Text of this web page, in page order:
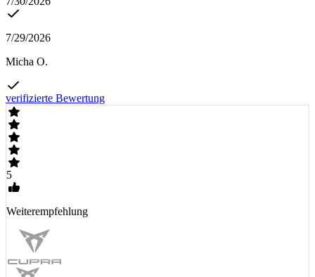
7/29/2026
Micha O.
verifizierte Bewertung
5
Weiterempfehlung